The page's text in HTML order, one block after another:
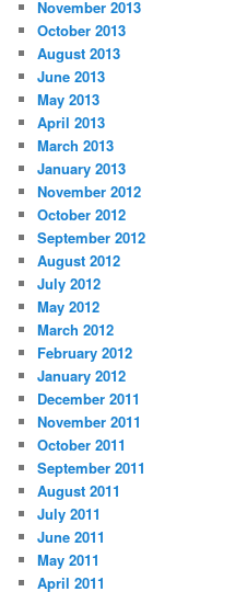
November 2013
October 2013
August 2013
June 2013
May 2013
April 2013
March 2013
January 2013
November 2012
October 2012
September 2012
August 2012
July 2012
May 2012
March 2012
February 2012
January 2012
December 2011
November 2011
October 2011
September 2011
August 2011
July 2011
June 2011
May 2011
April 2011